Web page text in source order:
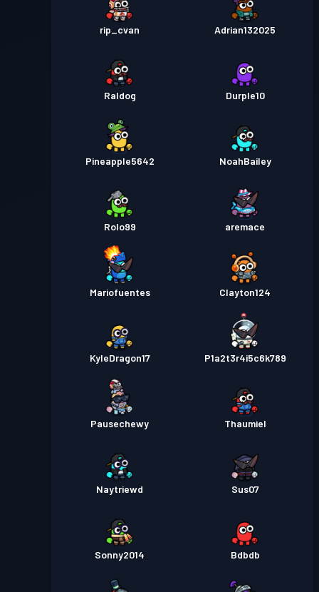
rip_cvan Adrian132025
Raldog Durple10
Pineapple5642 NoahBailey
Rolo99 aremace
Mariofuentes Clayton124
KyleDragon17 P1a2t3r4i5c6k789
Pausechewy Thaumiel
Naytriewd Sus07
Sonny2014 Bdbdb